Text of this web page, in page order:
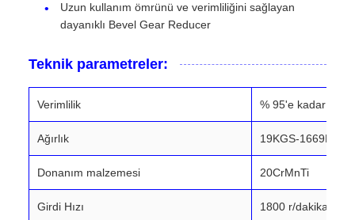
Uzun kullanım ömrünü ve verimliliğini sağlayan
dayanıklı Bevel Gear Reducer
Teknik parametreler:
Verimlilik % 95'e kadar
Ağırlık 19KGS-1669KGS
Donanım malzemesi 20CrMnTi
Girdi Hızı 1800 r/dakikadan